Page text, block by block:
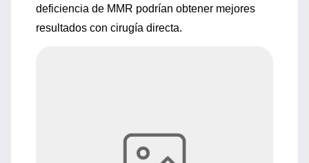
deficiencia de MMR podrían obtener mejores
resultados con cirugía directa.